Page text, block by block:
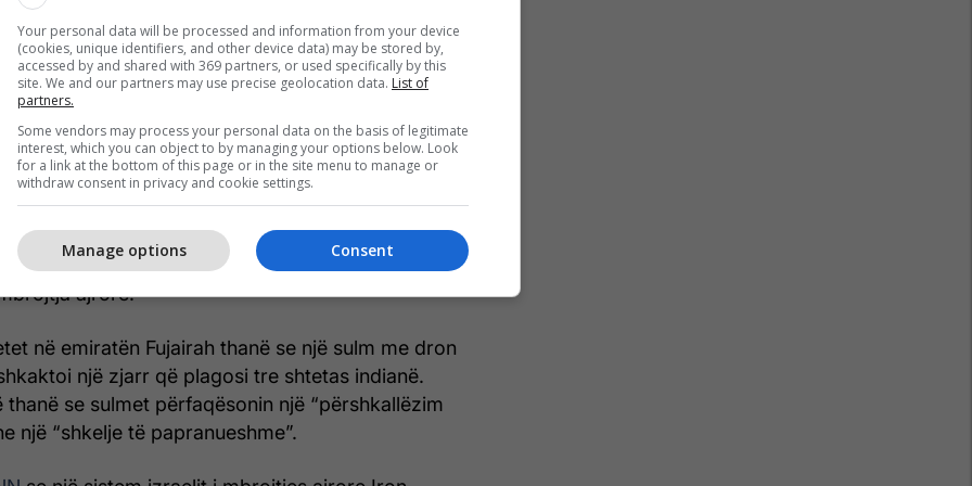
pasigurisë,” u citua të ketë thënë Baghaei nga
se bazat ushtarake të Uashingtonit “kanë
vendet pritëse ndaj rreziqeve të
që të ofrojnë mbrojtje reale”.
ajrore e Emirateve të Bashkuara Arabe “angazhoi
3 raketa lundruese dhe 4 mjete ajrore pa pilot të
duke rezultuar në 3 të plagosur me lëndime të
në një deklaratë të Ministrisë së Mbrojtjes së
menjëherë e qartë sa prej këtyre predhave u
ajrore.
në emiratën Fujairah thanë se një sulm me dron
një zjarr që plagosi tre shtetas indianë.
thanë se sulmet përfaqësonin një “përshkallëzim
një “shkelje të papranueshme”.
Your personal data will be processed and information from your device
(cookies, unique identifiers, and other device data) may be stored by,
accessed by and shared with 369 partners, or used specifically by this
site. We and our partners may use precise geolocation data. List of
partners.
Some vendors may process your personal data on the basis of legitimate
interest, which you can object to by managing your options below. Look
for a link at the bottom of this page or in the site menu to manage or
withdraw consent in privacy and cookie settings.
Consent
Manage options